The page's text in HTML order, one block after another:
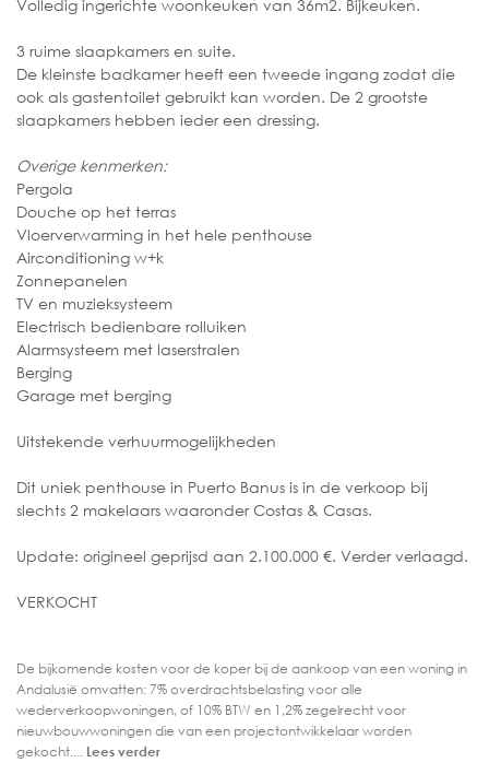
Volledig ingerichte woonkeuken van 36m2. Bijkeuken.
3 ruime slaapkamers en suite.
De kleinste badkamer heeft een tweede ingang zodat die
ook als gastentoilet gebruikt kan worden. De 2 grootste
slaapkamers hebben ieder een dressing.
Overige kenmerken:
Pergola
Douche op het terras
Vloerverwarming in het hele penthouse
Airconditioning w+k
Zonnepanelen
TV en muzieksysteem
Electrisch bedienbare rolluiken
Alarmsysteem met laserstralen
Berging
Garage met berging
Uitstekende verhuurmogelijkheden
Dit uniek penthouse in Puerto Banus is in de verkoop bij
slechts 2 makelaars waaronder Costas & Casas.
Update: origineel geprijsd aan 2.100.000 €. Verder verlaagd.
VERKOCHT
De bijkomende kosten voor de koper bij de aankoop van een woning in
Andalusië omvatten: 7% overdrachtsbelasting voor alle
wederverkoopwoningen, of 10% BTW en 1,2% zegelrecht voor
nieuwbouwwoningen die van een projectontwikkelaar worden
gekocht.... Lees verder